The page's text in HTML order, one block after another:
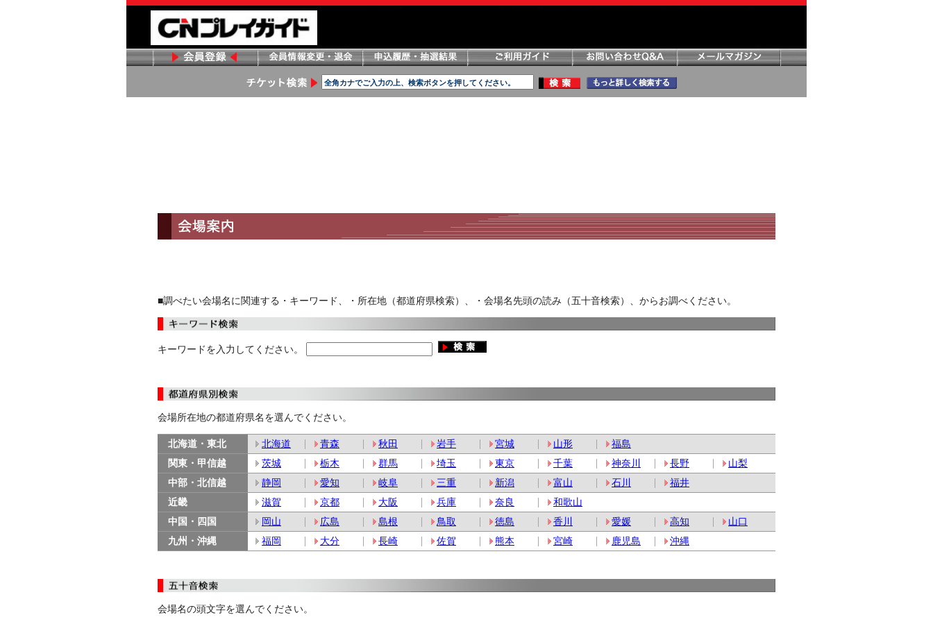
■調べたい会場名に関連する・キーワード、・所在地（都道府県検索）、・会場名先頭の読み（五十音検索）、からお調べください。
キーワードを入力してください。
会場所在地の都道府県名を選んでください。
北海道・東北 北海道 青森 秋田 岩手 宮城 山形
福島
関東・甲信越
茨城 栃木 群馬 埼玉 東京 千葉 神奈川 長野
山梨
中部・北信越
静岡 愛知 岐阜 三重 新潟 富山 石川
福井
近畿
滋賀 京都 大阪 兵庫 奈良
和歌山
中国・四国
岡山 広島 島根 鳥取 徳島 香川 愛媛 高知
山口
九州・沖縄
福岡 大分 長崎 佐賀 熊本 宮崎 鹿児島 沖縄
会場名の頭文字を選んでください。